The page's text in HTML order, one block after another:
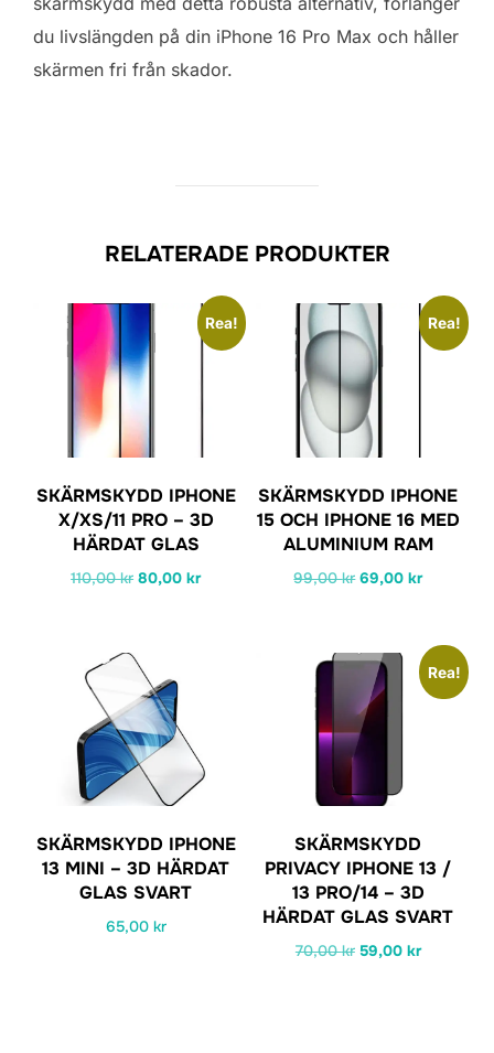
du livslängden på din iPhone 16 Pro Max och håller
skärmen fri från skador.
RELATERADE PRODUKTER
Rea!
SKÄRMSKYDD IPHONE
X/XS/11 PRO – 3D
HÄRDAT GLAS
110,00kr Det
110,00 kr.
80,00krDet
Rea!
SKÄRMSKYDD IPHONE
15 OCH IPHONE 16 MED
ALUMINIUM RAM
99,00kr Det
var:
99,00 kr.
69,00krDet
är:
69,00 kr.
SKÄRMSKYDD IPHONE
13 MINI – 3D HÄRDAT
GLAS SVART
65,00 kr
Rea!
SKÄRMSKYDD
PRIVACY IPHONE 13 /
13 PRO/14 – 3D
HÄRDAT GLAS SVART
70,00kr Det
59,00 krDet